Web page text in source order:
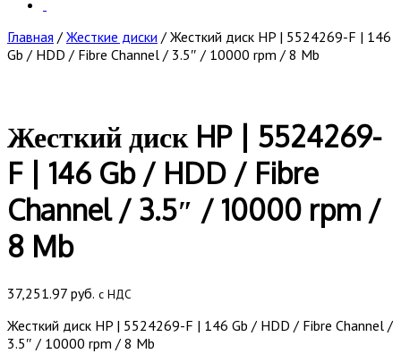
Главная / Жесткие диски / Жесткий диск HP | 5524269-F | 146
Gb / HDD / Fibre Channel / 3.5″ / 10000 rpm / 8 Mb
Жесткий диск HP | 5524269-
F | 146 Gb / HDD / Fibre
Channel / 3.5″ / 10000 rpm /
8 Mb
37,251.97 руб. с НДС
Жесткий диск HP | 5524269-F | 146 Gb / HDD / Fibre Channel /
3.5″ / 10000 rpm / 8 Mb